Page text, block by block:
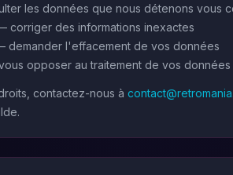
les données que nous détenons vous
corriger des informations inexactes
demander l'effacement de vos données
opposer au traitement de vos données
contactez-nous à